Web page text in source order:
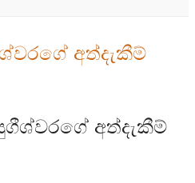
අත්දැකීම්
අත්දැකීම්